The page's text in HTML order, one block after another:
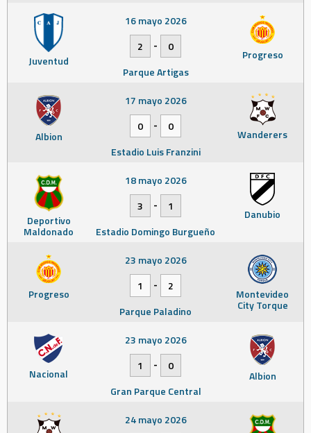
Juventud Progreso
16 mayo 2026
2
-
0
Parque Artigas
Albion Wanderers
17 mayo 2026
0
-
0
Estadio Luis Franzini
Deportivo
Maldonado
Danubio
18 mayo 2026
3
-
1
Estadio Domingo Burgueño
Progreso Montevideo
City Torque
23 mayo 2026
1
-
2
Parque Paladino
Nacional Albion
23 mayo 2026
1
-
0
Gran Parque Central
24 mayo 2026